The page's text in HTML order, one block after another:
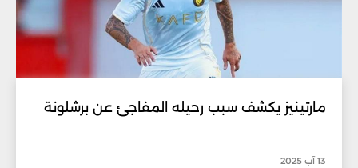
مارتينيز يكشف سبب رحيله المفاجئ عن برشلونة
13 آب 2025